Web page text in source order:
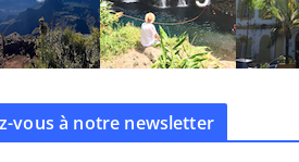
vous à notre newsletter